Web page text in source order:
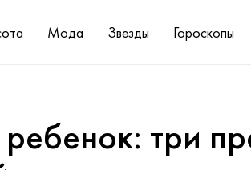
Мода Звезды Гороскопы
три